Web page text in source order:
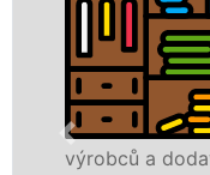
Horce
Máme
a dodavatelů, jako